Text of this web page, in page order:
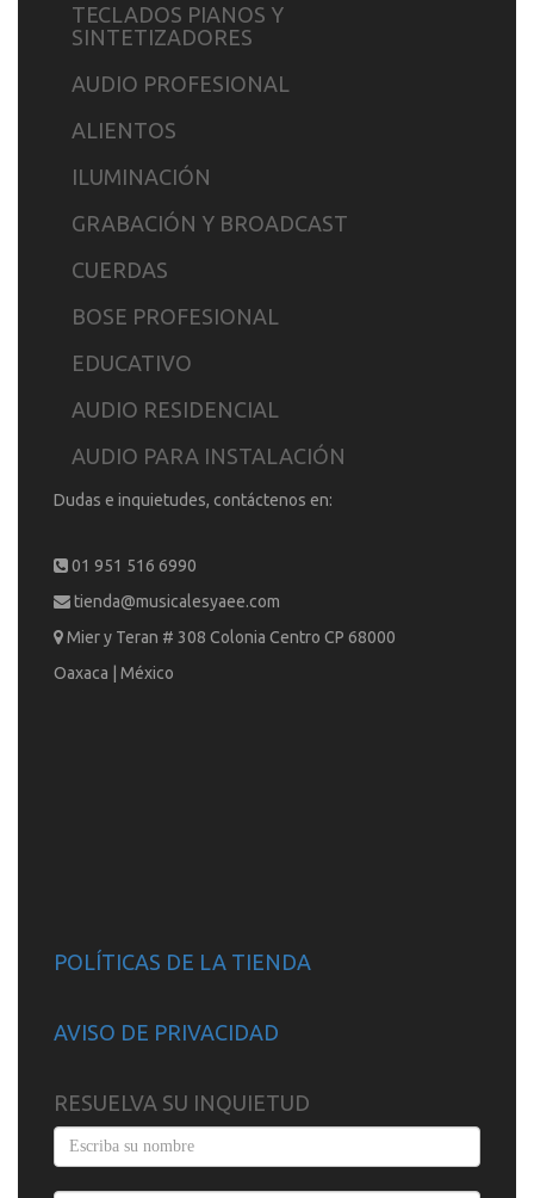
TECLADOS PIANOS Y
SINTETIZADORES
AUDIO PROFESIONAL
ALIENTOS
ILUMINACIÓN
GRABACIÓN Y BROADCAST
CUERDAS
BOSE PROFESIONAL
EDUCATIVO
AUDIO RESIDENCIAL
AUDIO PARA INSTALACIÓN
Dudas e inquietudes, contáctenos en:
01 951 516 6990
tienda@musicalesyaee.com
Mier y Teran # 308 Colonia Centro CP 68000
Oaxaca | México
POLÍTICAS DE LA TIENDA
AVISO DE PRIVACIDAD
RESUELVA SU INQUIETUD